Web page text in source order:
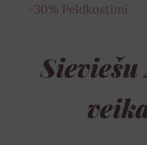
-30% Peldkostīmi
Sieviešu